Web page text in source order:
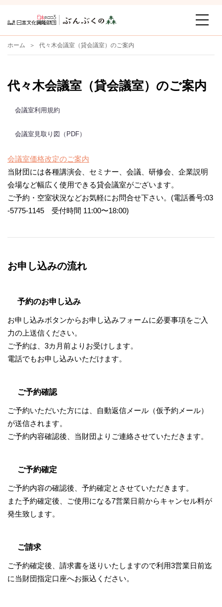
ホーム 代々木会議室（貸会議室）のご案内
代々木会議室（貸会議室）のご案内
会議室利用規約
会議室見取り図（PDF）
会議室価格改定のご案内
当財団には各種講演会、セミナー、会議、研修会、企業説明
会場など幅広く使用できる貸会議室がございます。
ご予約・空室状況などお気軽にお問合せ下さい。(電話番号:03
-5775-1145 受付時間 11:00〜18:00)
お申し込みの流れ
予約のお申し込み
お申し込みボタンからお申し込みフォームに必要事項をご入
力の上送信ください。
ご予約は、3カ月前よりお受けします。
電話でもお申し込みいただけます。
ご予約確認
ご予約いただいた方には、自動返信メール（仮予約メール）
が送信されます。
ご予約内容確認後、当財団よりご連絡させていただきます。
ご予約確定
ご予約内容の確認後、予約確定とさせていただきます。
また予約確定後、ご使用になる7営業日前からキャンセル料が
発生致します。
ご請求
ご予約確定後、請求書を送りいたしますので利用3営業日前迄
に当財団指定口座へお振込ください。